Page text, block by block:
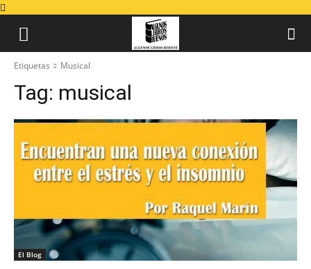
Etiquetas Musical
Tag: musical
El Blog